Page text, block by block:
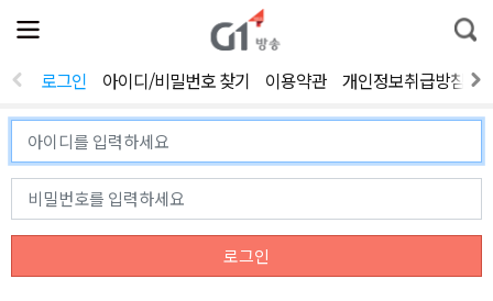
전
체
뉴
열
통
합
색
로그인 아이디/비밀번호 찾기 이용약관 개인정보취급방침
로그인